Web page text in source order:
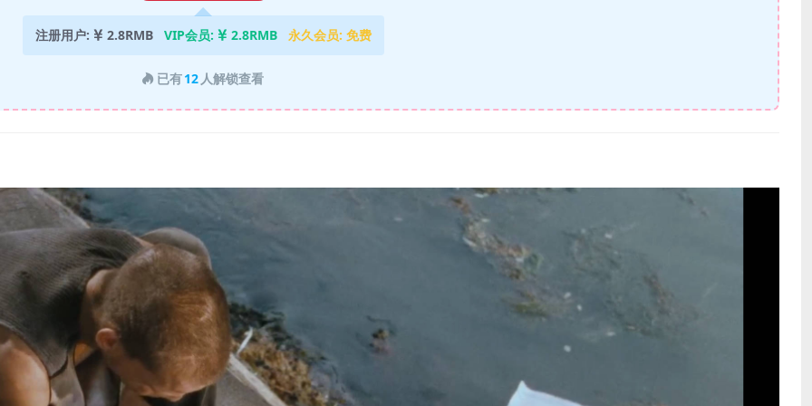
注册用户: 2.8RMB VIP会员: 2.8RMB 永久会员: 免费
已有12 人解锁查看